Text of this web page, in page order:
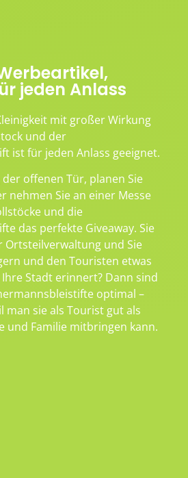
jeden Anlass
mit großer Wirkung
und der
ist für jeden Anlass geeignet.
der offenen Tür, planen Sie
nehmen Sie an einer Messe
und die
das perfekte Giveaway. Sie
Ortsteilverwaltung und Sie
und den Touristen etwas
Stadt erinnert? Dann sind
optimal –
man sie als Tourist gut als
und Familie mitbringen kann.